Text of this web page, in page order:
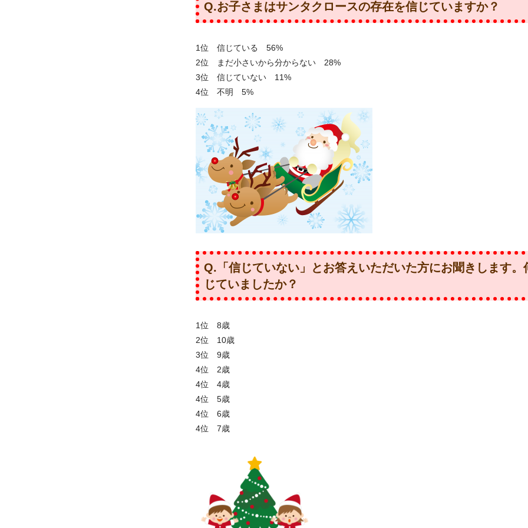
Q.お子さまはサンタクロースの存在を信じていますか？
1位 信じている 56%
2位 まだ小さいから分からない 28%
3位 信じていない 11%
4位 不明 5%
Q.「信じていない」とお答えいただいた方にお聞きします。
じていましたか？
1位 8歳
2位 10歳
3位 9歳
4位 2歳
4位 4歳
4位 5歳
4位 6歳
4位 7歳